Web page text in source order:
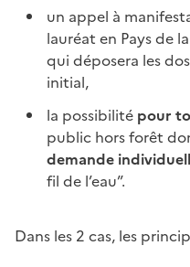
un appel à
lauréat en Pays de
qui déposera les
initial,
la possibilité pour
public hors forêt
demande
fil de l’eau”.
Dans les 2 cas, les